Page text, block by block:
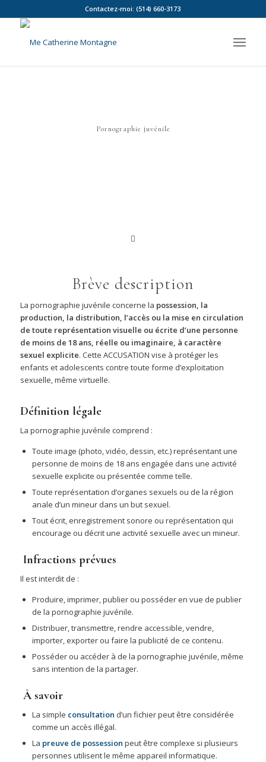
Contactez-moi: (514) 660-3173
Pornographie juvénile
Brève description
La pornographie juvénile concerne la possession, la
production, la distribution, l’accès ou la mise en circulation
de toute représentation visuelle ou écrite d’une personne
de moins de 18 ans, réelle ou imaginaire, à caractère
sexuel explicite. Cette ACCUSATION vise à protéger les
enfants et adolescents contre toute forme d’exploitation
sexuelle, même virtuelle.
Définition légale
La pornographie juvénile comprend :
Toute image (photo, vidéo, dessin, etc.) représentant une
personne de moins de 18 ans engagée dans une activité
sexuelle explicite ou présentée comme telle.
Toute représentation d’organes sexuels ou de la région
anale d’un mineur dans un but sexuel.
Tout écrit, enregistrement sonore ou représentation qui
encourage ou décrit une activité sexuelle avec un mineur.
Infractions prévues
Il est interdit de :
Produire, imprimer, publier ou posséder en vue de publier
de la pornographie juvénile.
Distribuer, transmettre, rendre accessible, vendre,
importer, exporter ou faire la publicité de ce contenu.
Posséder ou accéder à de la pornographie juvénile, même
sans intention de la partager.
À savoir
La simple consultation d’un fichier peut être considérée
comme un accès illégal.
La preuve de possession peut être complexe si plusieurs
personnes utilisent le même appareil informatique.